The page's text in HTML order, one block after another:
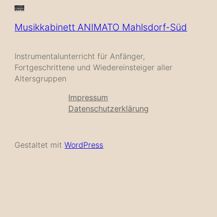
Musikkabinett ANIMATO Mahlsdorf-Süd
Instrumentalunterricht für Anfänger,
Fortgeschrittene und Wiedereinsteiger aller
Altersgruppen
Impressum
Datenschutzerklärung
Gestaltet mitWordPress